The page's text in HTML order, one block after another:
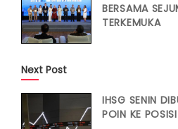
BERSAMA
TERKEMUKA
Next Post
IHSG SENIN
POIN KE